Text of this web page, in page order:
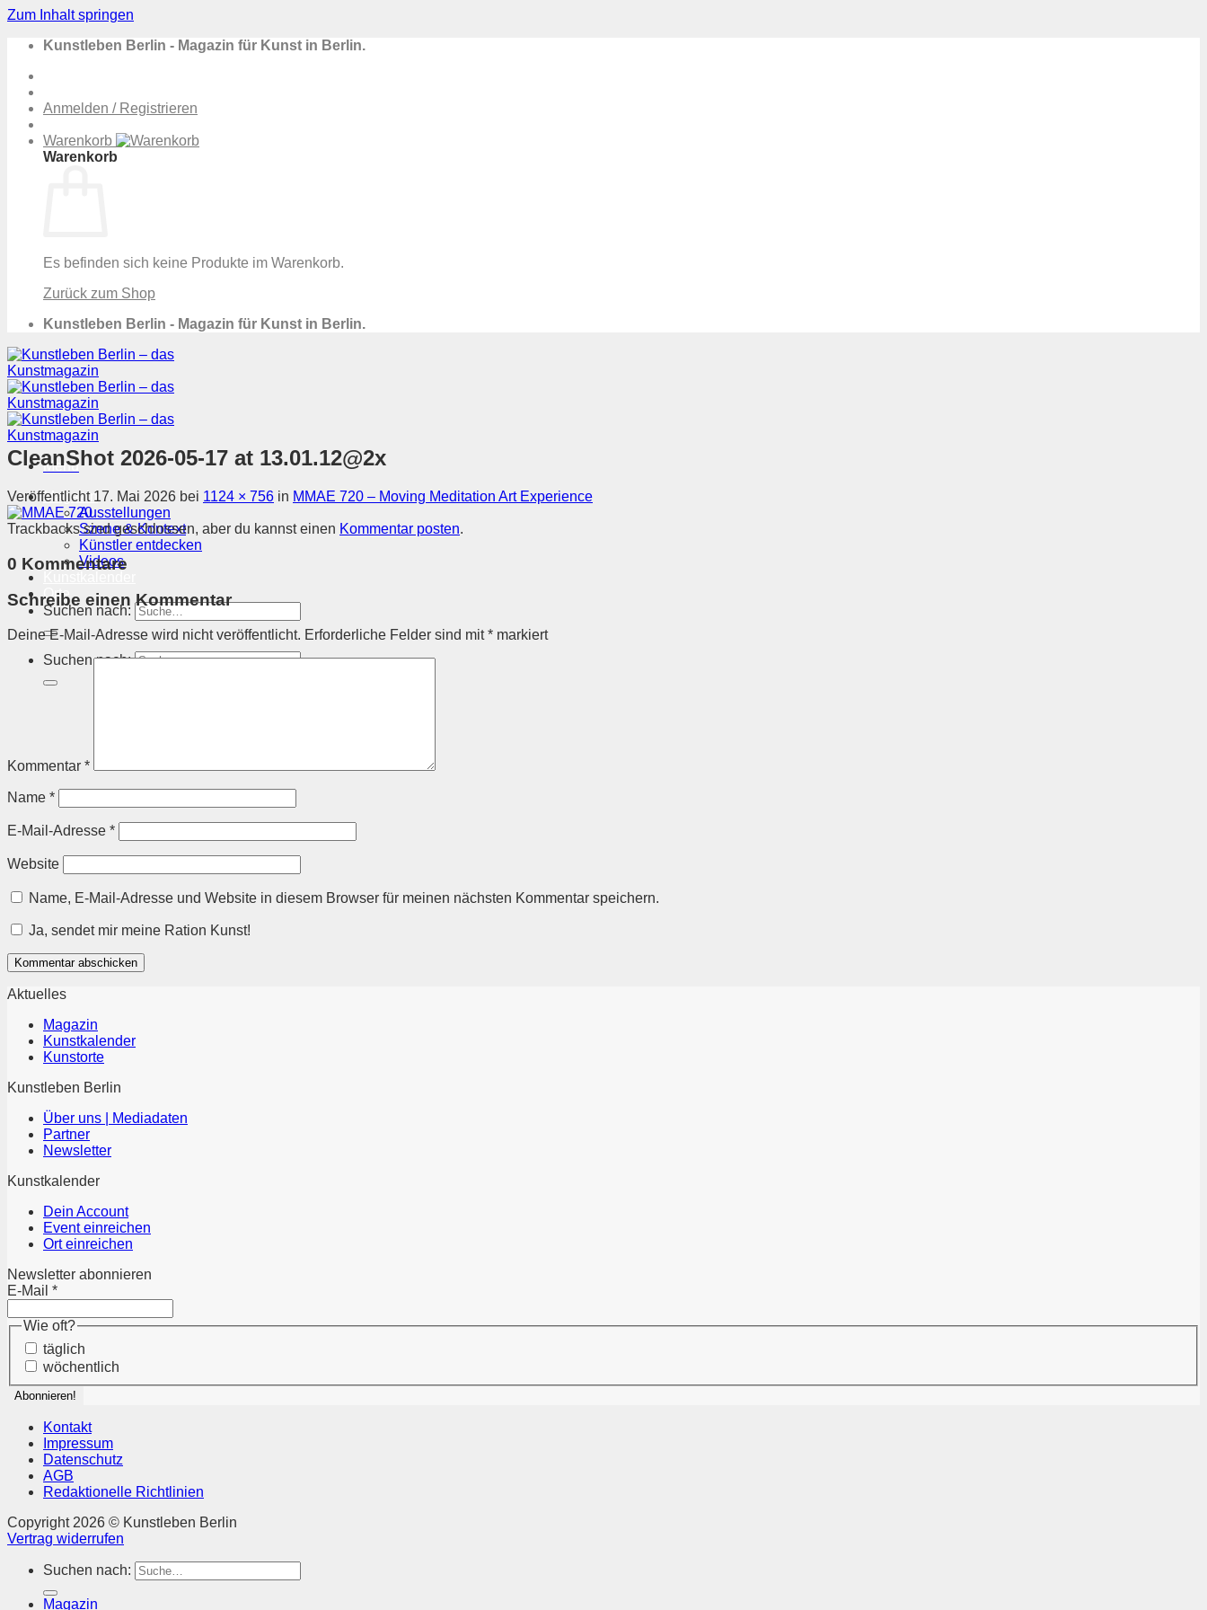
Zum Inhalt springen
Kunstleben Berlin - Magazin für Kunst in Berlin.
Anmelden / Registrieren
Warenkorb
Warenkorb
Es befinden sich keine Produkte im Warenkorb.
Zurück zum Shop
Kunstleben Berlin - Magazin für Kunst in Berlin.
Menü
Magazin
Ausstellungen
Szene & Kontext
Künstler entdecken
Videos
Orte
Suchen nach:
Suchen nach:
CleanShot 2026-05-17 at 13.01.12@2x
Veröffentlicht 17. Mai 2026 bei 1124 × 756 in MMAE 720 – Moving Meditation Art Experience
Trackbacks sind geschlossen, aber du kannst einen Kommentar posten.
0 Kommentare
Schreibe einen Kommentar
Deine E-Mail-Adresse wird nicht veröffentlicht. Erforderliche Felder sind mit* markiert
Kommentar *
Name *
E-Mail-Adresse *
Website
Name, E-Mail-Adresse und Website in diesem Browser für meinen nächsten Kommentar speichern.
Ja, sendet mir meine Ration Kunst!
Aktuelles
Magazin
Kunstkalender
Kunstorte
Kunstleben Berlin
Über uns | Mediadaten
Partner
Newsletter
Kunstkalender
Dein Account
Event einreichen
Ort einreichen
Newsletter abonnieren
E-Mail *
Wie oft?
täglich
wöchentlich
Kontakt
Impressum
Datenschutz
AGB
Redaktionelle Richtlinien
Copyright 2026 © Kunstleben Berlin
Vertrag widerrufen
Suchen nach:
Magazin